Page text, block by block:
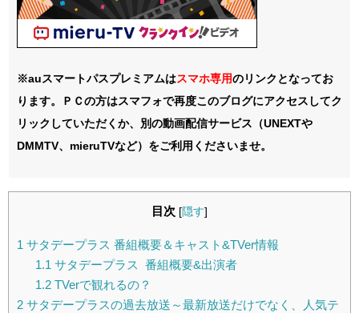
※auスマートパスプレミアムはスマホ専用のリンクとなってお
ります。ＰＣの方はスマフォで再度このブログにアクセスしてク
リックしていただくか、別の動画配信サービス（UNEXTや
DMMTV、mieruTVなど）をご利用くださいませ。
目次 [隠す]
1 サタデープラス 番組概要＆キャスト&TVer情報
1.1 サタデープラス 番組概要&出演者
1.2TVerで観れるの？
2 サタデープラスの過去放送～最新放送だけでなく、人気テ